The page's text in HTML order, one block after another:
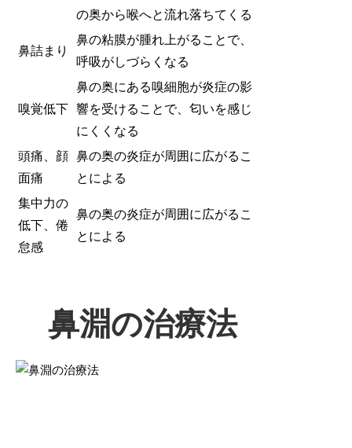
の奥から喉へと流れ落ちてくる
鼻詰まり
鼻の粘膜が腫れ上がることで、
呼吸がしづらくなる
嗅覚低下
鼻の奥にある嗅細胞が炎症の影
響を受けることで、匂いを感じ
にくくなる
頭痛、顔
面痛
鼻の奥の炎症が周囲に広がるこ
とによる
集中力の
低下、倦
怠感
鼻の奥の炎症が周囲に広がるこ
とによる
鼻淵の治療法